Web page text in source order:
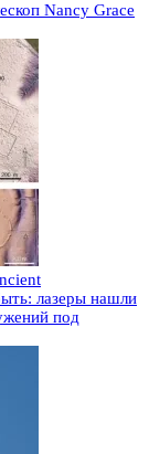
Nancy Grace
лазеры нашли
под